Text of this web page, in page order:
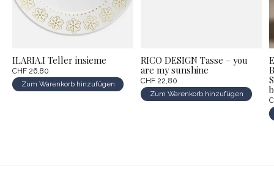
ILARIA.I Teller insieme
CHF 26,80
Zum Warenkorb hinzufügen
RICO DESIGN Tasse – you
are my sunshine
CHF 22,80
Zum Warenkorb hinzufügen